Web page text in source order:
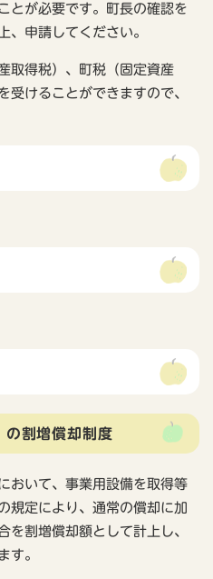
とが必要です。町長の確認を
、申請してください。
取得税）、町税（固定資産
受けることができますので、
の割増償却制度
おいて、事業用設備を取得等
規定により、通常の償却に加
を割増償却額として計上し、
す。